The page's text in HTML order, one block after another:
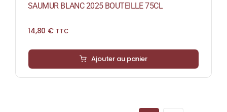
SAUMUR BLANC 2025 BOUTEILLE 75CL
14,80 € TTC
Ajouter au panier